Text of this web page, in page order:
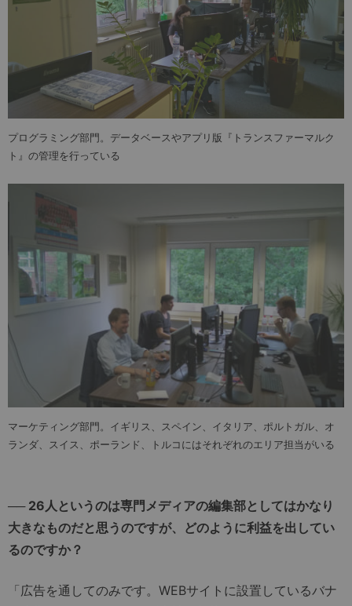
プログラミング部門。データベースやアプリ版『トランスファーマルク
ト』の管理を行っている
マーケティング部門。イギリス、スペイン、イタリア、ポルトガル、オ
ランダ、スイス、ポーランド、トルコにはそれぞれのエリア担当がいる
── 26人というのは専門メディアの編集部としてはかなり
大きなものだと思うのですが、どのように利益を出してい
るのですか？
「広告を通してのみです。WEBサイトに設置しているバナ